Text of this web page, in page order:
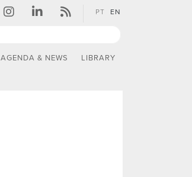
PT EN
AGENDA & NEWS LIBRARY